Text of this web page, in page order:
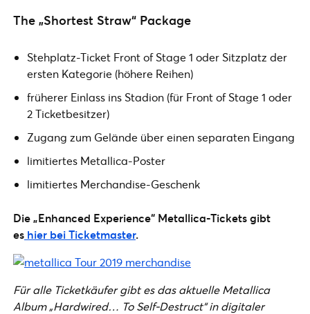
The „Shortest Straw“ Package
Stehplatz-Ticket Front of Stage 1 oder Sitzplatz der
ersten Kategorie (höhere Reihen)
früherer Einlass ins Stadion (für Front of Stage 1 oder
2 Ticketbesitzer)
Zugang zum Gelände über einen separaten Eingang
limitiertes Metallica-Poster
limitiertes Merchandise-Geschenk
Die „Enhanced Experience“ Metallica-Tickets gibt
es hier bei Ticketmaster.
Für alle Ticketkäufer gibt es das aktuelle Metallica
Album „Hardwired… To Self-Destruct“ in digitaler